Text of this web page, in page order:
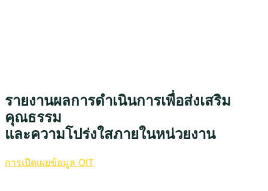
รายงานผลการดำเนินการเพื่อส่งเสริม
คุณธรรม
และความโปร่งใสภายในหน่วยงาน
การเปิดเผยข้อมูล OIT